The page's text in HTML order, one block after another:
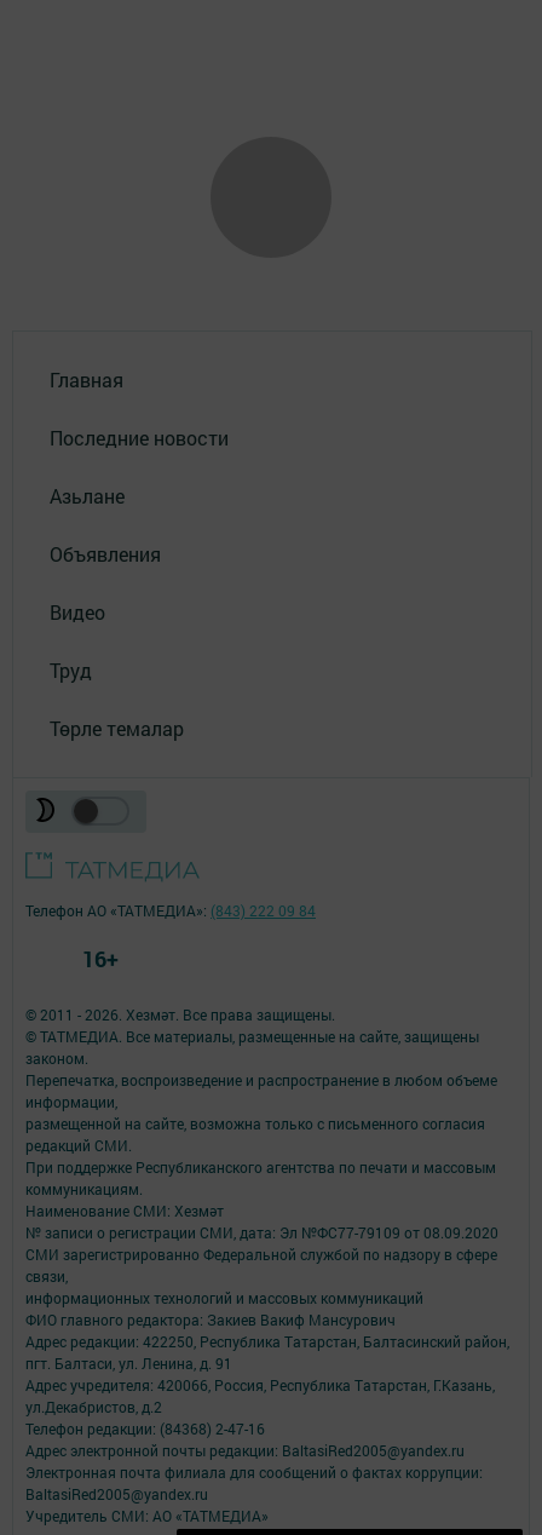
Главная
Последние новости
Азьлане
Объявления
Видео
Труд
Төрле темалар
© 2011 - 2026. Хезмәт. Все права защищены.
© ТАТМЕДИА. Все материалы, размещенные на сайте, защищены
законом.
Перепечатка, воспроизведение и распространение в любом объеме
информации,
размещенной на сайте, возможна только с письменного согласия
редакций СМИ.
При поддержке Республиканского агентства по печати и массовым
коммуникациям.
Наименование СМИ: Хезмәт
№ записи о регистрации СМИ, дата: Эл №ФС77-79109 от 08.09.2020
СМИ зарегистрированно Федеральной службой по надзору в сфере
связи,
информационных технологий и массовых коммуникаций
ФИО главного редактора: Закиев Вакиф Мансурович
Адрес редакции: 422250, Республика Татарстан, Балтасинский район,
пгт. Балтаси, ул. Ленина, д. 91
Адрес учредителя: 420066, Россия, Республика Татарстан, Г.Казань,
ул.Декабристов, д.2
Телефон редакции: (84368) 2-47-16
Адрес электронной почты редакции: BaltasiRed2005@yandex.ru
Электронная почта филиала для сообщений о фактах коррупции:
BaltasiRed2005@yandex.ru
Учредитель СМИ: АО «ТАТМЕДИА»
Телефон АО «ТАТМЕДИА»: (843) 222 09 84
16+